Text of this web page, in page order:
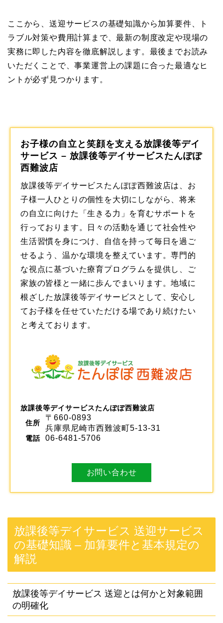
ここから、送迎サービスの基礎知識から加算要件、ト
ラブル対策や費用計算まで、最新の制度改定や現場の
実務に即した内容を徹底解説します。最後までお読み
いただくことで、事業運営上の課題に合った最適なヒ
ントが必ず見つかります。
お子様の自立と笑顔を支える放課後等デイ
サービス – 放課後等デイサービスたんぽぽ
西難波店
放課後等デイサービスたんぽぽ西難波店は、お
子様一人ひとりの個性を大切にしながら、将来
の自立に向けた「生きる力」を育むサポートを
行っております。日々の活動を通じて社会性や
生活習慣を身につけ、自信を持って毎日を過ご
せるよう、温かな環境を整えています。専門的
な視点に基づいた療育プログラムを提供し、ご
家族の皆様と一緒に歩んでまいります。地域に
根ざした 放課後等デイサービス として、安心し
てお子様を任せていただける場であり続けたい
と考えております。
放課後等デイサービスたんぽぽ西難波店
住所
〒660-0893
兵庫県尼崎市西難波町5-13-31
電話 06-6481-5706
お問い合わせ
放課後等デイサービス 送迎サービス
の基礎知識 – 加算要件と基本規定の
解説
放課後等デイサービス 送迎とは何かと対象範囲
の明確化